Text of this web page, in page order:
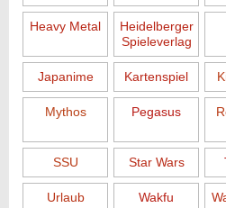
Heavy Metal
Heidelberger
Spieleverlag
Japanime Kartenspiel
Mythos Pegasus
SSU Star Wars
Urlaub Wakfu